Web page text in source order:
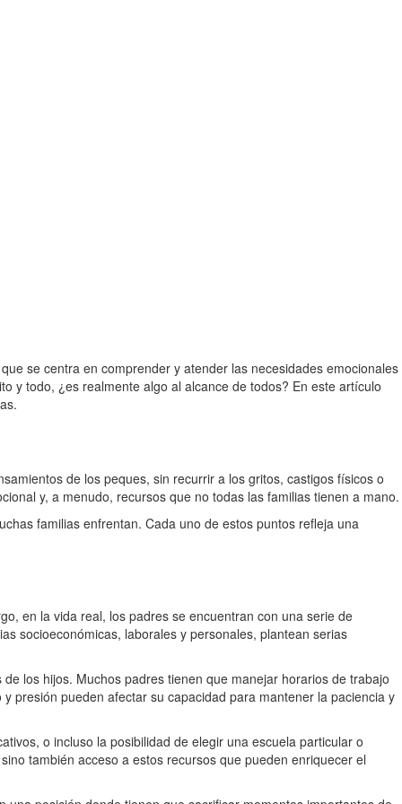
se centra en comprender y atender las necesidades emocionales
y todo, ¿es realmente algo al alcance de todos? En este artículo
de los peques, sin recurrir a los gritos, castigos físicos o
y, a menudo, recursos que no todas las familias tienen a mano.
familias enfrentan. Cada uno de estos puntos refleja una
en la vida real, los padres se encuentran con una serie de
socioeconómicas, laborales y personales, plantean serias
los hijos. Muchos padres tienen que manejar horarios de trabajo
presión pueden afectar su capacidad para mantener la paciencia y
o incluso la posibilidad de elegir una escuela particular o
también acceso a estos recursos que pueden enriquecer el